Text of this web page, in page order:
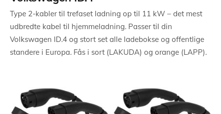
Type 2-kabler til trefaset ladning op til 11 kW – det mest
udbredte kabel til hjemmeladning. Passer til din
Volkswagen ID.4 og stort set alle ladebokse og offentlige
standere i Europa. Fås i sort (LAKUDA) og orange (LAPP).